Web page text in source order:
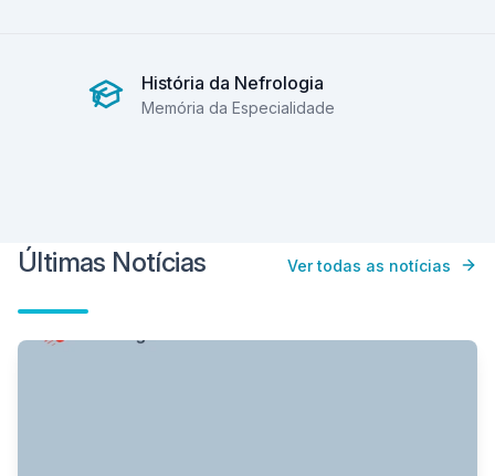
História da Nefrologia
Memória da Especialidade
Últimas Notícias Ver todas as notícias